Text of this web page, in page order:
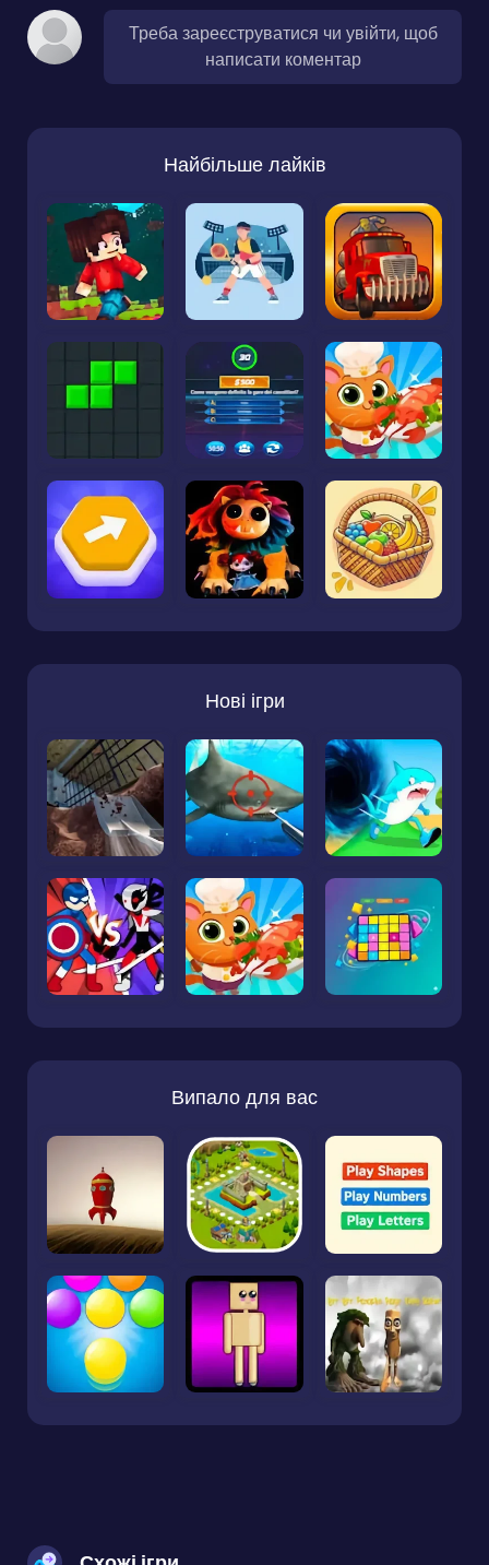
Треба зареєструватися чи увійти, щоб
написати коментар
Найбільше лайків
Нові ігри
Випало для вас